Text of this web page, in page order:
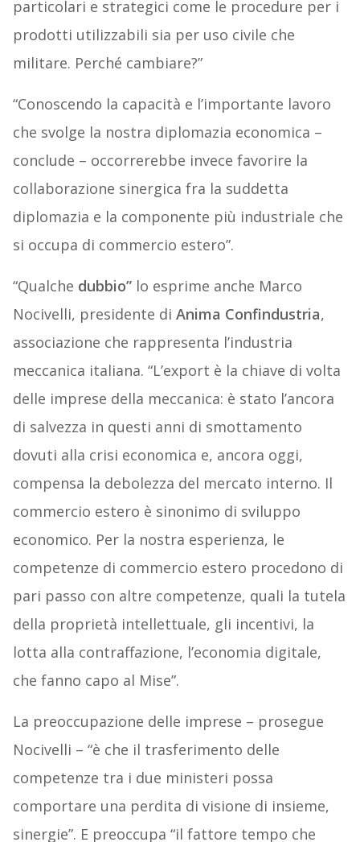
particolari e strategici come le procedure per i
prodotti utilizzabili sia per uso civile che
militare. Perché cambiare?”
“Conoscendo la capacità e l’importante lavoro
che svolge la nostra diplomazia economica –
conclude – occorrerebbe invece favorire la
collaborazione sinergica fra la suddetta
diplomazia e la componente più industriale che
si occupa di commercio estero”.
“Qualche dubbio”lo esprime anche Marco
Nocivelli, presidente di Anima Confindustria,
associazione che rappresenta l’industria
meccanica italiana. “L’export è la chiave di volta
delle imprese della meccanica: è stato l’ancora
di salvezza in questi anni di smottamento
dovuti alla crisi economica e, ancora oggi,
compensa la debolezza del mercato interno. Il
commercio estero è sinonimo di sviluppo
economico. Per la nostra esperienza, le
competenze di commercio estero procedono di
pari passo con altre competenze, quali la tutela
della proprietà intellettuale, gli incentivi, la
lotta alla contraffazione, l’economia digitale,
che fanno capo al Mise”.
La preoccupazione delle imprese – prosegue
Nocivelli – “è che il trasferimento delle
competenze tra i due ministeri possa
comportare una perdita di visione di insieme,
sinergie”. E preoccupa “il fattore tempo che